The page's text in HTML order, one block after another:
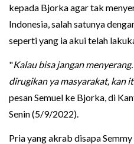
kepada Bjorka agar tak
Indonesia, salah satunya
seperti yang ia akui telah
"Kalau bisa jangan
dirugikan ya masyarakat, kan
pesan Semuel ke Bjorka, di
Senin (5/9/2022).
Pria yang akrab disapa